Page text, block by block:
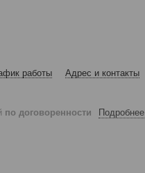
работы Адрес и контакты
по договоренности Подробнее